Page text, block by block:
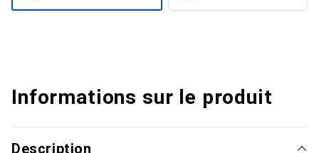
Informations sur le produit
Description